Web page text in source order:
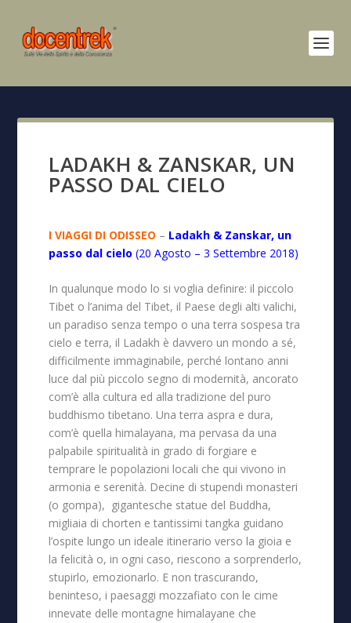
LADAKH & ZANSKAR, UN
PASSO DAL CIELO
I VIAGGI DI ODISSEO – Ladakh & Zanskar, un
passo dal cielo (20 Agosto – 3 Settembre 2018)
In qualunque modo lo si voglia definire: il piccolo
Tibet o l’anima del Tibet, il Paese degli alti valichi,
un paradiso senza tempo o una terra sospesa tra
cielo e terra, il Ladakh è davvero un mondo a sé,
difficilmente immaginabile, perché lontano anni
luce dal più piccolo segno di modernità, ancorato
com’è alla cultura ed alla tradizione del puro
buddhismo tibetano. Una terra aspra e dura,
com’è quella himalayana, ma pervasa da una
palpabile spiritualità in grado di forgiare e
temprare le popolazioni locali che qui vivono in
armonia e serenità. Decine di stupendi monasteri
(o gompa), gigantesche statue del Buddha,
migliaia di chorten e tantissimi tangka guidano
l’ospite lungo un ideale itinerario verso la gioia e
la felicità o, in ogni caso, riescono a sorprenderlo,
stupirlo, emozionarlo. E non trascurando,
beninteso, i paesaggi mozzafiato con le cime
innevate delle montagne himalayane che